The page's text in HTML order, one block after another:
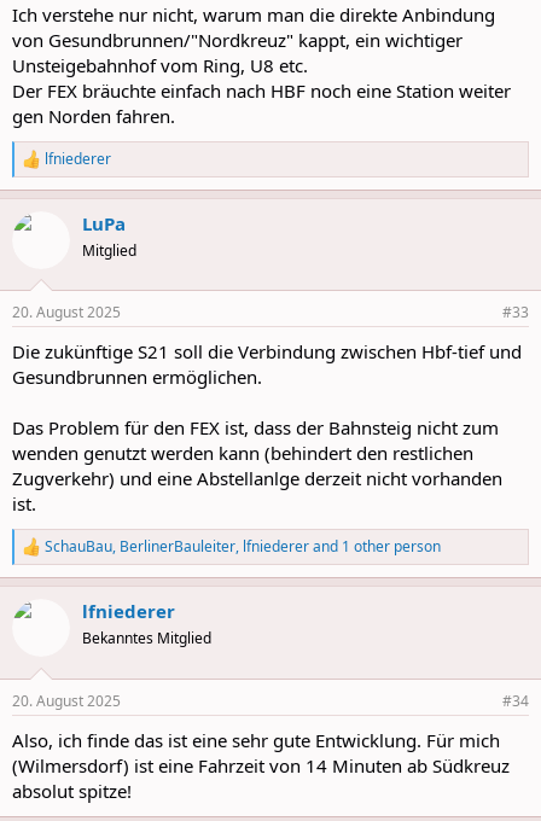
Ich verstehe nur nicht, warum man die direkte Anbindung
von Gesundbrunnen/"Nordkreuz" kappt, ein wichtiger
Unsteigebahnhof vom Ring, U8 etc.
Der FEX bräuchte einfach nach HBF noch eine Station weiter
gen Norden fahren.
R
e
a
c
s
lfniederer
LuPa
Mitglied
20. August 2025 #33
Die zukünftige S21 soll die Verbindung zwischen Hbf-tief und
Gesundbrunnen ermöglichen.
Das Problem für den FEX ist, dass der Bahnsteig nicht zum
wenden genutzt werden kann (behindert den restlichen
Zugverkehr) und eine Abstellanlge derzeit nicht vorhanden
ist.
R
e
a
c
s
SchauBau, BerlinerBauleiter, lfniedererand 1 other person
lfniederer
Bekanntes Mitglied
20. August 2025 #34
Also, ich finde das ist eine sehr gute Entwicklung. Für mich
(Wilmersdorf) ist eine Fahrzeit von 14 Minuten ab Südkreuz
absolut spitze!